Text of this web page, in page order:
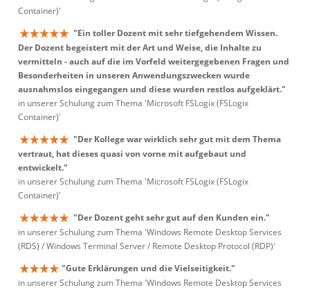
Container)'
"Ein toller Dozent mit sehr tiefgehendem Wissen.
Der Dozent begeistert mit der Art und Weise, die Inhalte zu
vermitteln - auch auf die im Vorfeld weitergegebenen Fragen und
Besonderheiten in unseren Anwendungszwecken wurde
ausnahmslos eingegangen und diese wurden restlos aufgeklärt."
in unserer Schulung zum Thema 'Microsoft FSLogix (FSLogix
Container)'
"Der Kollege war wirklich sehr gut mit dem Thema
vertraut, hat dieses quasi von vorne mit aufgebaut und
entwickelt."
in unserer Schulung zum Thema 'Microsoft FSLogix (FSLogix
Container)'
"Der Dozent geht sehr gut auf den Kunden ein."
in unserer Schulung zum Thema 'Windows Remote Desktop Services
(RDS) / Windows Terminal Server / Remote Desktop Protocol (RDP)'
"Gute Erklärungen und die Vielseitigkeit."
in unserer Schulung zum Thema 'Windows Remote Desktop Services